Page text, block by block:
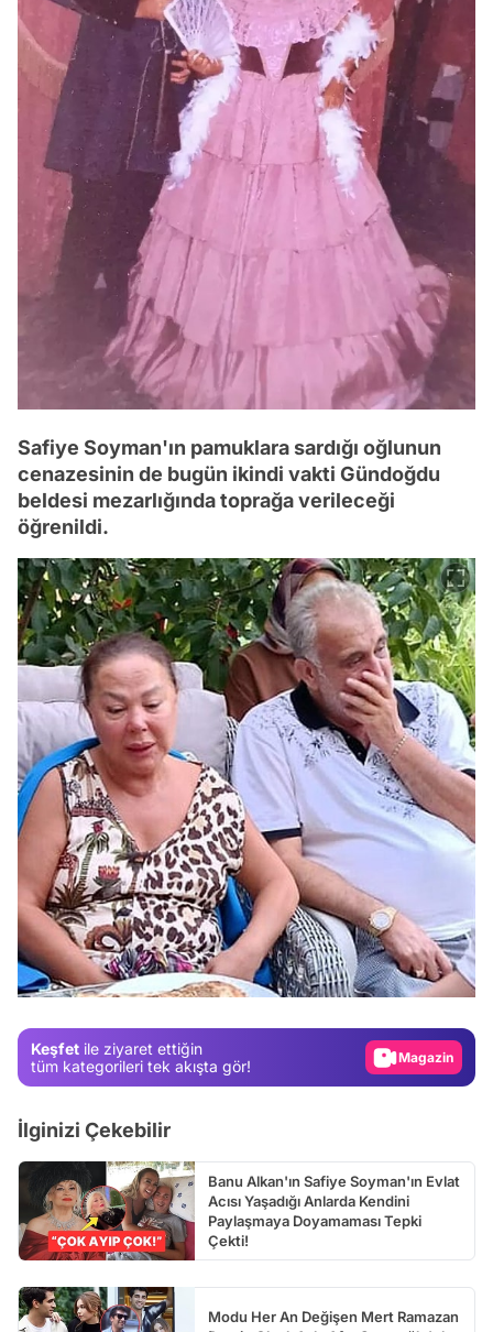
Safiye Soyman'ın pamuklara sardığı oğlunun
cenazesinin de bugün ikindi vakti Gündoğdu
beldesi mezarlığında toprağa verileceği
öğrenildi.
Keşfet ile ziyaret ettiğin
tüm kategorileri tek akışta gör!
Test
Gündem
Video
İlginizi Çekebilir
Banu Alkan'ın Safiye Soyman'ın Evlat
Acısı Yaşadığı Anlarda Kendini
Paylaşmaya Doyamaması Tepki
Çekti!
Modu Her An Değişen Mert Ramazan